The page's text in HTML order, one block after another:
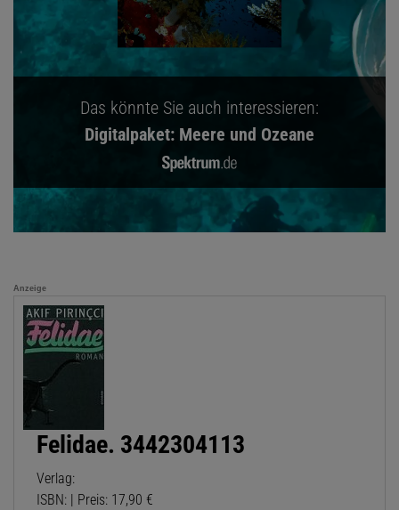
Das könnte Sie auch interessieren:
Digitalpaket: Meere und Ozeane
Anzeige
Felidae. 3442304113
Verlag:
ISBN: | Preis: 17,90 €